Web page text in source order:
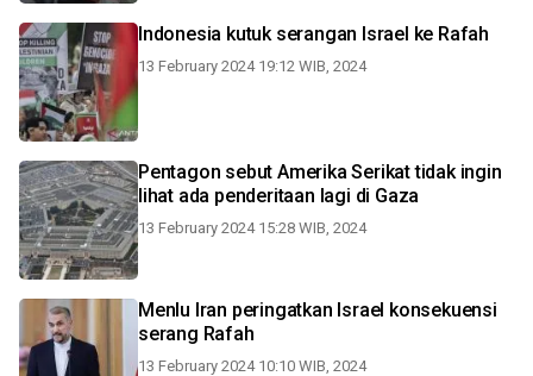
Indonesia kutuk serangan Israel ke Rafah
13 February 2024 19:12 WIB, 2024
Pentagon sebut Amerika Serikat tidak ingin
lihat ada penderitaan lagi di Gaza
13 February 2024 15:28 WIB, 2024
Menlu Iran peringatkan Israel konsekuensi
serang Rafah
13 February 2024 10:10 WIB, 2024